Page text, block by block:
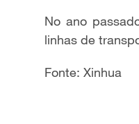
No ano
linhas de
Fonte: Xinhua